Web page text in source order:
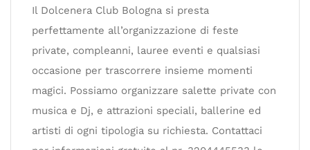
Il Dolcenera Club Bologna si presta
perfettamente all’organizzazione di feste
private, compleanni, lauree eventi e qualsiasi
occasione per trascorrere insieme momenti
magici. Possiamo organizzare salette private con
musica e Dj, e attrazioni speciali, ballerine ed
artisti di ogni tipologia su richiesta. Contattaci